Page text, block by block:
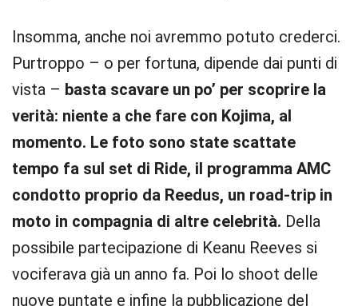
Insomma, anche noi avremmo potuto crederci.
Purtroppo – o per fortuna, dipende dai punti di
vista – basta scavare un po’ per scoprire la
verità: niente a che fare con Kojima, al
momento. Le foto sono state scattate
tempo fa sul set di Ride, il programma AMC
condotto proprio da Reedus, un road-trip in
moto in compagnia di altre celebrità. Della
possibile partecipazione di Keanu Reeves si
vociferava già un anno fa. Poi lo shoot delle
nuove puntate e infine la pubblicazione del